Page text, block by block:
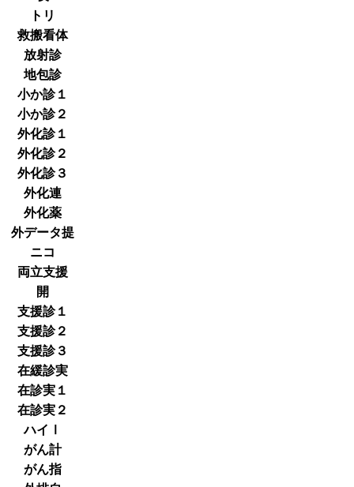
トリ
救搬看体
放射診
地包診
小か診１
小か診２
外化診１
外化診２
外化診３
外化連
外化薬
外データ提
ニコ
両立支援
開
支援診１
支援診２
支援診３
在緩診実
在診実１
在診実２
ハイⅠ
がん計
がん指